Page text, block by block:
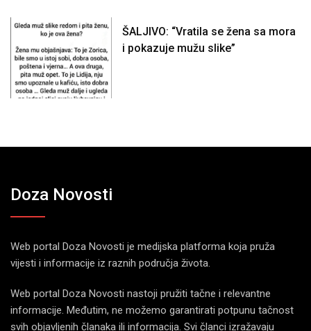
ŠALJIVO: “Vratila se žena sa mora
i pokazuje mužu slike”
Doza Novosti
Web portal Doza Novosti je medijska platforma koja pruža
vijesti i informacije iz raznih područja života.
Web portal Doza Novosti nastoji pružiti tačne i relevantne
informacije. Međutim, ne možemo garantirati potpunu tačnost
svih objavljenih članaka ili informacija. Svi članci izražavaju